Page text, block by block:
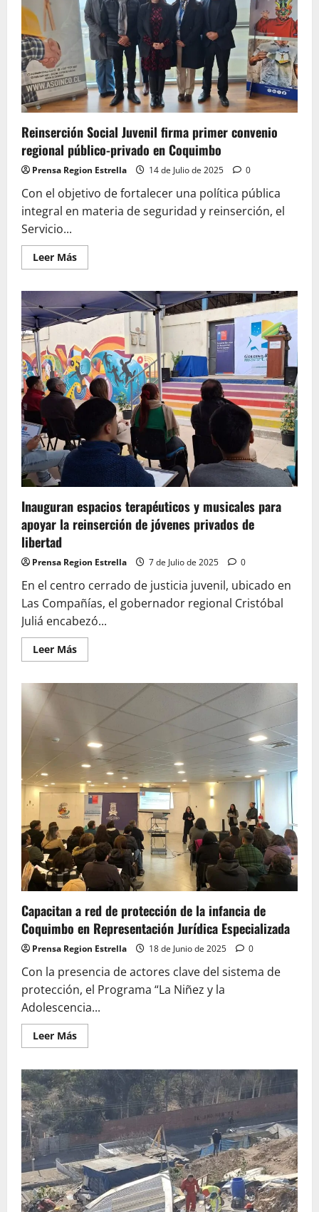
de
espacios
terapéuticos
para
impulsar
la
reinserción
social
juvenil
Reinserción Social Juvenil firma primer convenio
regional público-privado en Coquimbo
Prensa Region Estrella 14 de Julio de 2025 0
Con el objetivo de fortalecer una política pública
integral en materia de seguridad y reinserción, el
Servicio...
Leer MásLeer
más
Reinserción
Social
Juvenil
firma
primer
convenio
regional
público-
privado
en
Coquimbo
Inauguran espacios terapéuticos y musicales para
apoyar la reinserción de jóvenes privados de
libertad
Prensa Region Estrella 7 de Julio de 2025 0
En el centro cerrado de justicia juvenil, ubicado en
Las Compañías, el gobernador regional Cristóbal
Juliá encabezó...
Leer MásLeer
más
terapéuticos
musicales
para
apoyar
reinserción
de
jóvenes
privados
de
libertad
Capacitan a red de protección de la infancia de
Coquimbo en Representación Jurídica Especializada
Prensa Region Estrella 18 de Junio de 2025 0
Con la presencia de actores clave del sistema de
protección, el Programa “La Niñez y la
Adolescencia...
Leer MásLeer
más
Capacitan
a
red
de
protección
de
la
infancia
de
Coquimbo
en
Representación
Jurídica
Especializada